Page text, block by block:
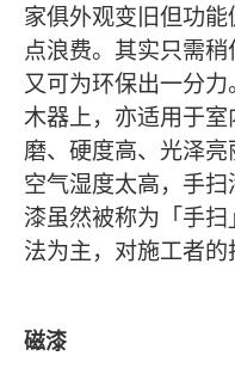
家俱外观变旧但功
点浪费。其实只需稍
又可为环保出一分
木器上，亦适用于
磨、硬度高、光泽
空气湿度太高，手
漆虽然被称为「手
法为主，对施工者的
磁漆